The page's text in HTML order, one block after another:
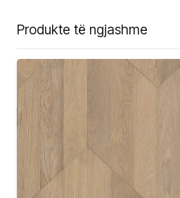
Produkte të ngjashme